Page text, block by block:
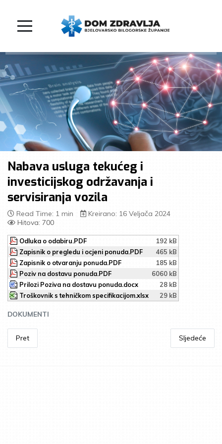
Nabava usluga tekućeg i
investicijskog održavanja i
servisiranja vozila
Read Time: 1 min
Kreirano: 16 Veljača 2024
Hitova: 700
DOKUMENTI
Odluka o odabiru.PDF
192 kB
Zapisnik o pregledu i ocjeni ponuda.PDF
465 kB
Zapisnik o otvaranju ponuda.PDF
185 kB
Poziv na dostavu ponuda.PDF
6060 kB
Prilozi Poziva na dostavu ponuda.docx
28 kB
Troškovnik s tehničkom specifikacijom.xlsx
29 kB
Pret Sljedeće